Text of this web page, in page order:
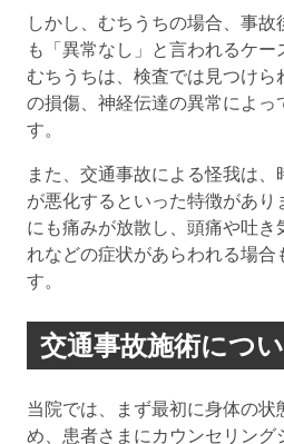
しかし、むちうちの場合、事故
も「異常なし」と言われるケー
むちうちは、検査では見つけら
の損傷、神経伝達の異常によっ
す。
また、交通事故による怪我は
が悪化するといった特徴があり
にも痛みが放散し、頭痛や吐
れなどの症状があらわれる場
す。
交通事故施術につ
当院では、まず最初に身体の状
め、患者さまにカウンセリング